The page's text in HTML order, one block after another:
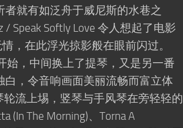
就有如泛舟于威尼斯的水巷之
Speak Softly Love 令人想起了电影
，在此浮光掠影般在眼前闪过。
始，中间换上了提琴，又是另一番
，令音响画面美丽流畅而富立体
流上埸，竖琴与手风琴在旁轻轻的
(In The Morning)、Torna A